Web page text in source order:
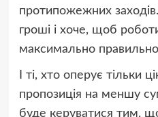
протипожежних
гроші і хоче, щоб
максимально
І ті, хто оперує тільки
пропозиція на меншу
буде керуватися тим,